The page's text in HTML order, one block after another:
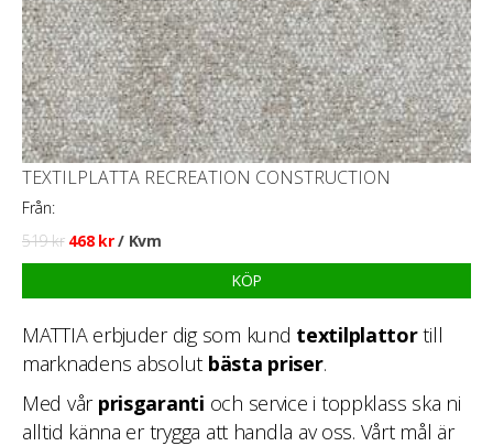
TEXTILPLATTA RECREATION CONSTRUCTION
Från:
519kr Det
ursprungliga
var:
519 kr.
468 krDet
nuvarande
är:
468 kr.
/ Kvm
KÖP
MATTIA erbjuder dig som kund textilplattortill
marknadens absolut bästa priser.
Med vår prisgaranti och service i toppklass ska ni
alltid känna er trygga att handla av oss. Vårt mål är